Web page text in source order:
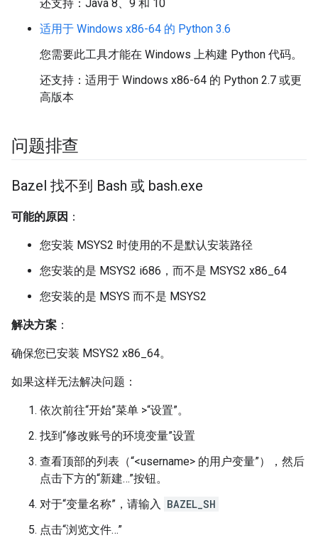
还支持：Java 8、9 和 10
适用于 Windows x86-64 的 Python 3.6
您需要此工具才能在 Windows 上构建 Python 代码。
还支持：适用于 Windows x86-64 的 Python 2.7 或更
高版本
问题排查
Bazel 找不到 Bash 或 bash.exe
可能的原因 ：
您安装 MSYS2 时使用的不是默认安装路径
您安装的是 MSYS2 i686，而不是 MSYS2 x86_64
您安装的是 MSYS 而不是 MSYS2
解决方案 ：
确保您已安装 MSYS2 x86_64。
如果这样无法解决问题：
依次前往“开始”菜单 >“设置”。
找到“修改账号的环境变量”设置
查看顶部的列表（“<username> 的用户变量”），然后
点击下方的“新建…”按钮。
对于“变量名称”，请输入 BAZEL_SH
点击“浏览文件…”